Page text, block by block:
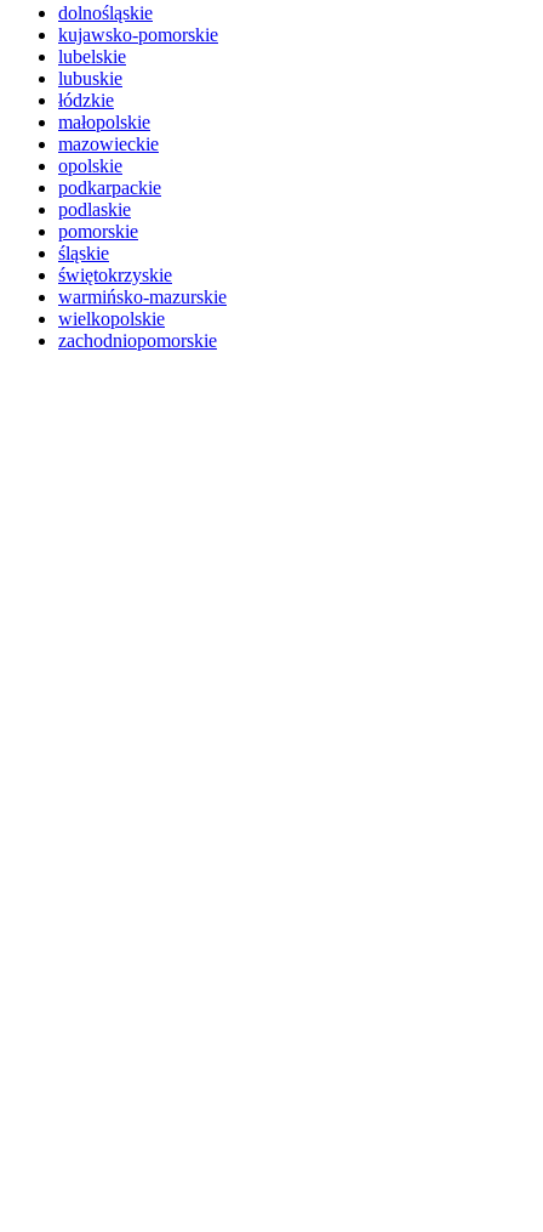
dolnośląskie
kujawsko-pomorskie
lubelskie
lubuskie
łódzkie
małopolskie
mazowieckie
opolskie
podkarpackie
podlaskie
pomorskie
śląskie
świętokrzyskie
warmińsko-mazurskie
wielkopolskie
zachodniopomorskie